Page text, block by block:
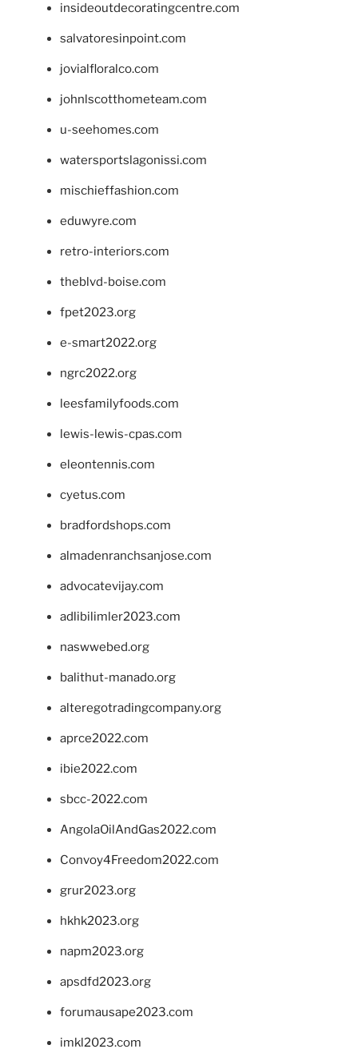
insideoutdecoratingcentre.com
salvatoresinpoint.com
jovialfloralco.com
johnlscotthometeam.com
u-seehomes.com
watersportslagonissi.com
mischieffashion.com
eduwyre.com
retro-interiors.com
theblvd-boise.com
fpet2023.org
e-smart2022.org
ngrc2022.org
leesfamilyfoods.com
lewis-lewis-cpas.com
eleontennis.com
cyetus.com
bradfordshops.com
almadenranchsanjose.com
advocatevijay.com
adlibilimler2023.com
naswwebed.org
balithut-manado.org
alteregotradingcompany.org
aprce2022.com
ibie2022.com
sbcc-2022.com
AngolaOilAndGas2022.com
Convoy4Freedom2022.com
grur2023.org
hkhk2023.org
napm2023.org
apsdfd2023.org
forumausape2023.com
imkl2023.com